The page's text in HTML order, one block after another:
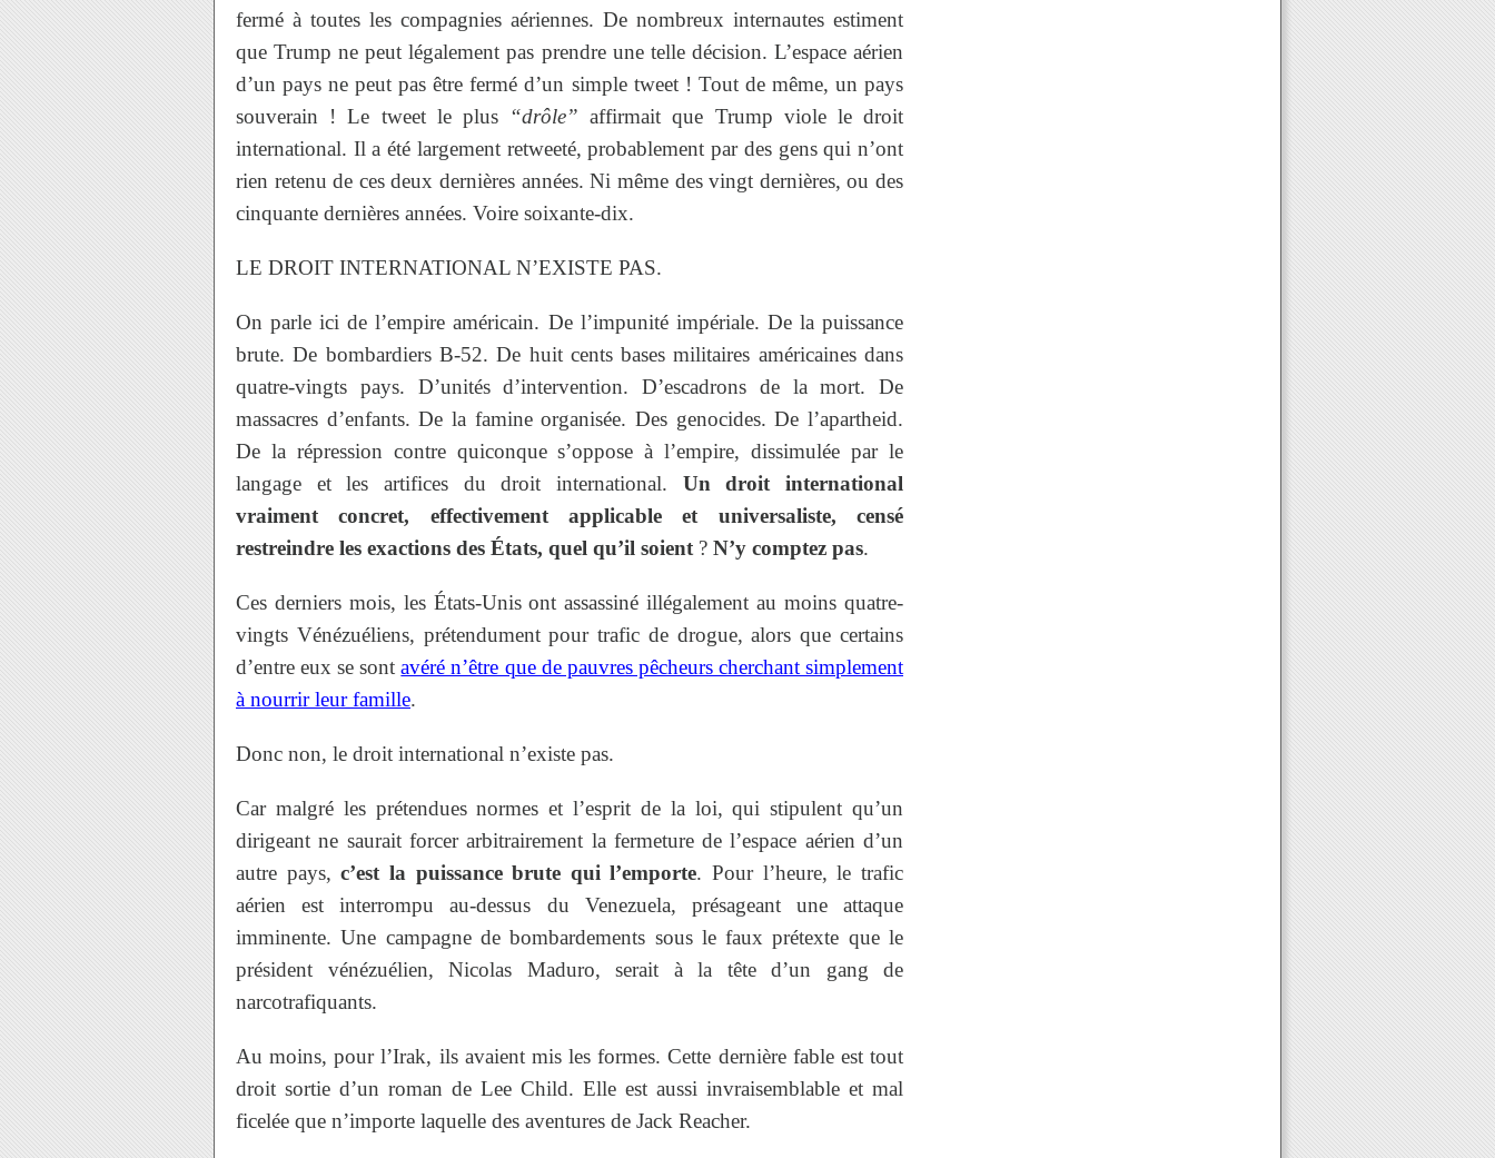
fermé à toutes les compagnies aériennes. De nombreux internautes estiment
que Trump ne peut légalement pas prendre une telle décision. L’espace aérien
d’un pays ne peut pas être fermé d’un simple tweet ! Tout de même, un pays
souverain ! Le tweet le plus “drôle” affirmait que Trump viole le droit
international. Il a été largement retweeté, probablement par des gens qui n’ont
rien retenu de ces deux dernières années. Ni même des vingt dernières, ou des
cinquante dernières années. Voire soixante-dix.
LE DROIT INTERNATIONAL N’EXISTE PAS.
On parle ici de l’empire américain. De l’impunité impériale. De la puissance
brute. De bombardiers B-52. De huit cents bases militaires américaines dans
quatre-vingts pays. D’unités d’intervention. D’escadrons de la mort. De
massacres d’enfants. De la famine organisée. Des genocides. De l’apartheid.
De la répression contre quiconque s’oppose à l’empire, dissimulée par le
langage et les artifices du droit international. Un droit international
vraiment concret, effectivement applicable et universaliste, censé
restreindre les exactions des États, quel qu’il soient ? N’y comptez pas.
Ces derniers mois, les États-Unis ont assassiné illégalement au moins quatre-
vingts Vénézuéliens, prétendument pour trafic de drogue, alors que certains
d’entre eux se sontavéré n’être que de pauvres pêcheurs cherchant simplement
à nourrir leur famille.
Donc non, le droit international n’existe pas.
Car malgré les prétendues normes et l’esprit de la loi, qui stipulent qu’un
dirigeant ne saurait forcer arbitrairement la fermeture de l’espace aérien d’un
autre pays,c’est la puissance brute qui l’emporte. Pour l’heure, le trafic
aérien est interrompu au-dessus du Venezuela, présageant une attaque
imminente. Une campagne de bombardements sous le faux prétexte que le
président vénézuélien, Nicolas Maduro, serait à la tête d’un gang de
narcotrafiquants.
Au moins, pour l’Irak, ils avaient mis les formes. Cette dernière fable est tout
droit sortie d’un roman de Lee Child. Elle est aussi invraisemblable et mal
ficelée que n’importe laquelle des aventures de Jack Reacher.